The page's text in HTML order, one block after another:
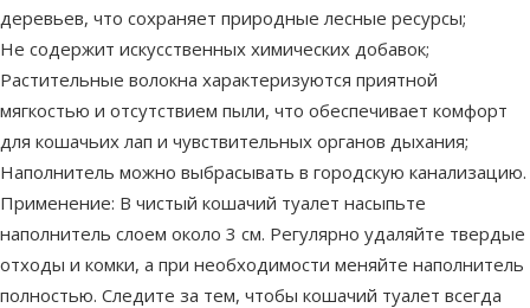
деревьев, что сохраняет природные лесные ресурсы;
Не содержит искусственных химических добавок;
Растительные волокна характеризуются приятной
мягкостью и отсутствием пыли, что обеспечивает комфорт
для кошачьих лап и чувствительных органов дыхания;
Наполнитель можно выбрасывать в городскую канализацию.
Применение: В чистый кошачий туалет насыпьте
наполнитель слоем около 3 см. Регулярно удаляйте твердые
отходы и комки, а при необходимости меняйте наполнитель
полностью. Следите за тем, чтобы кошачий туалет всегда